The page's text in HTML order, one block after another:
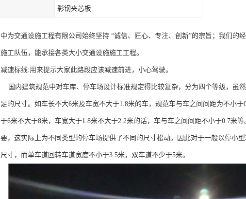
彩钢夹芯板
中为交通设施工程有限公司始终坚持 “诚信、匠心、专注、创新”的宗旨；我们的
施工队伍，能承接各类大小交通设施施工工程。
减速标线:用来提示大家此路段应该减速前进，小心驾驶。
国内建筑规范中对车库、停车场设计标准规定得比较复杂，分为四个等级，虽
足的尺寸。如车长不大6米及车宽不大于1.8米的车，规范车与车之间间距为不小
于6米不大于8米，车宽大于1.8米不大于2.2米的话，车与车之间间距不小于0.7米
要，这实际上为不同类型的停车场提供了不同的尺寸松动。因此对于一般以停小
尺寸，而单车道回转车道宽度不小于3.5米，双车道不少于5米。